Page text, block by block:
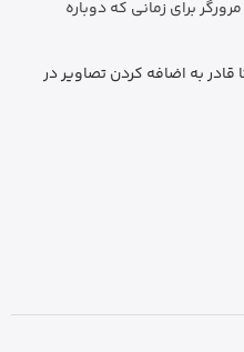
برای زمانی که دوباره
به اضافه کردن تصاویر در